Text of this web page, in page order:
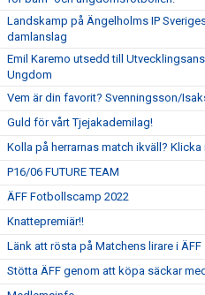
Landskamp på Ängelholms IP
damlanslag
Emil Karemo utsedd till
Ungdom
Vem är din favorit? Svenningsson/
Guld för vårt Tjejakademilag!
Kolla på herrarnas match ikväll? Klicka
P16/06 FUTURE TEAM
ÄFF Fotbollscamp 2022
Knattepremiär!!
Länk att rösta på Matchens lirare i ÄFF
Stötta ÄFF genom att köpa säckar